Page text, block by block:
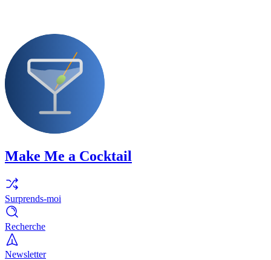
Make Me a Cocktail
Surprends-moi
Recherche
Newsletter